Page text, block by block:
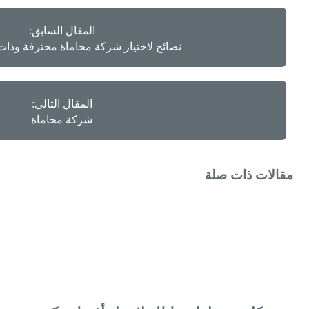
المقال السابق:
نصائح لاختيار شركة محاماة محترفة
المقال التالي:
شركة محاماة
مقالات ذات صلة